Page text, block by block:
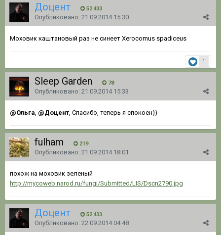
Доцент 52 433
Опубликовано: 21.09.2014 15:30
Моховик каштановый раз не синеет Xerocomus spadiceus
1
Sleep Garden 78
Опубликовано: 21.09.2014 15:33
@Ольга @Доцент , Спасибо, теперь я спокоен))
fulham 219
Опубликовано: 21.09.2014 18:01
похож на моховик зеленый
http://mycoweb.narod.ru/fungi/Submitted/LIS/Dscn2790.jpg
Доцент 52 433
Опубликовано: 22.09.2014 04:48